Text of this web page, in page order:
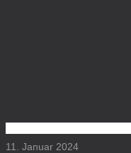
11. Januar 2024